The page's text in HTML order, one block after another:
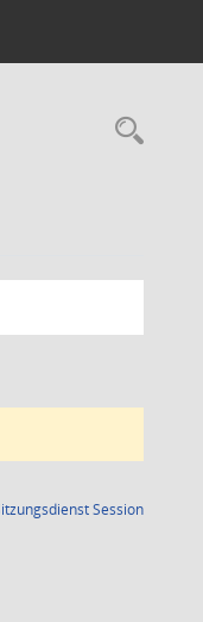
Session(Wird in